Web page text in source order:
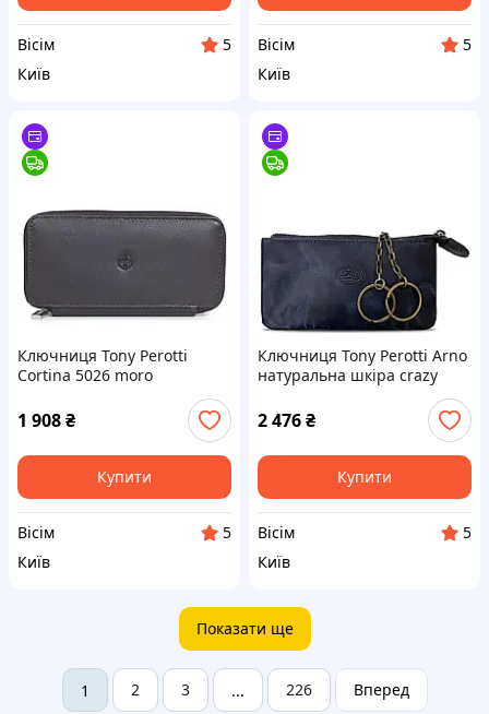
Вісім
5
Київ
Вісім
5
Київ
Ключниця Tony Perotti
Cortina 5026 moro
натуральна шкіра 15х8 см
коричнева на блискавці для
зберігання ключів
1 908₴
Купити
Вісім
5
Київ
Ключниця Tony Perotti Arno
натуральна шкіра crazy
блискавці для зберігання
ключів і дрібниць
2 476₴
Купити
Вісім
5
Київ
Показати ще
1 2 3 ... 226 Вперед